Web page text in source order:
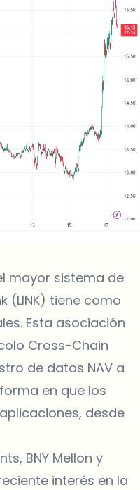
mayor sistema de
(LINK) tiene como
Esta asociación
Cross-Chain
de datos NAV a
en que los
desde
BNY Mellon y
interés en la